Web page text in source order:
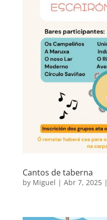
Cantos de taberna
by Miguel | Abr 7, 2025|